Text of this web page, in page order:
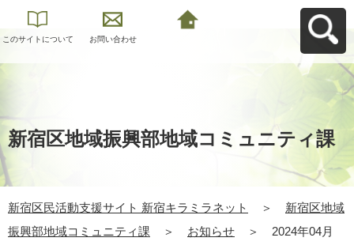
このサイトについて お問い合わせ
新宿区地域振興部地域コミュニティ課
新宿区民活動支援サイト 新宿キラミラネット ＞
新宿区地域
振興部地域コミュニティ課
＞ お知らせ ＞ 2024年04月